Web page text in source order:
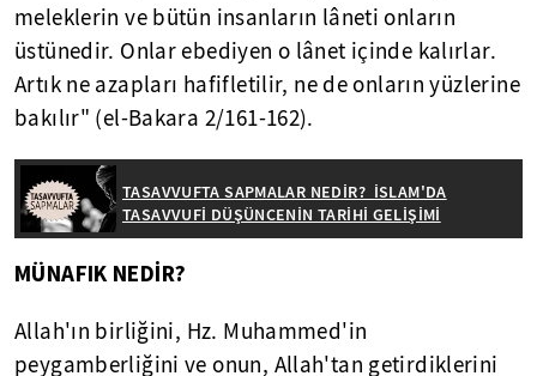
meleklerin ve bütün insanların lâneti onların
üstünedir. Onlar ebediyen o lânet içinde kalırlar.
Artık ne azapları hafifletilir, ne de onların yüzlerine
bakılır" (el-Bakara 2/161-162).
TASAVVUFTA SAPMALAR NEDİR? İSLAM'DA
TASAVVUFİ DÜŞÜNCENİN TARİHİ GELİŞİMİ
MÜNAFIK NEDİR?
Allah'ın birliğini, Hz. Muhammed'in
peygamberliğini ve onun, Allah'tan getirdiklerini